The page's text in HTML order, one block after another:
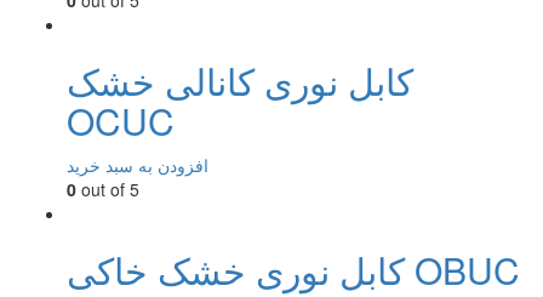
کابل نوری کانالی خشک
OCUC
افزودن به سبد خرید
0 out of 5
کابل نوری خشک خاکی OBUC